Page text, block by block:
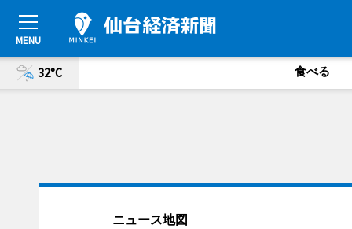
32°C 食べる
ニュース地図